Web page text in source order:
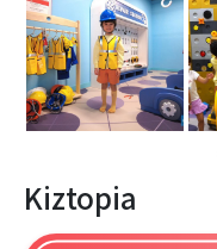
Kiztopia